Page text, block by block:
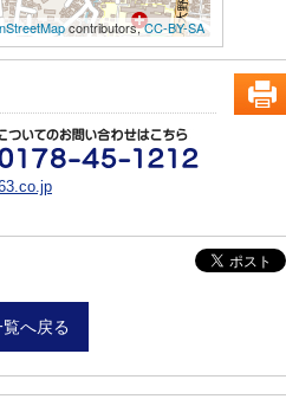
contributors,CC-BY-SA
覧へ戻る